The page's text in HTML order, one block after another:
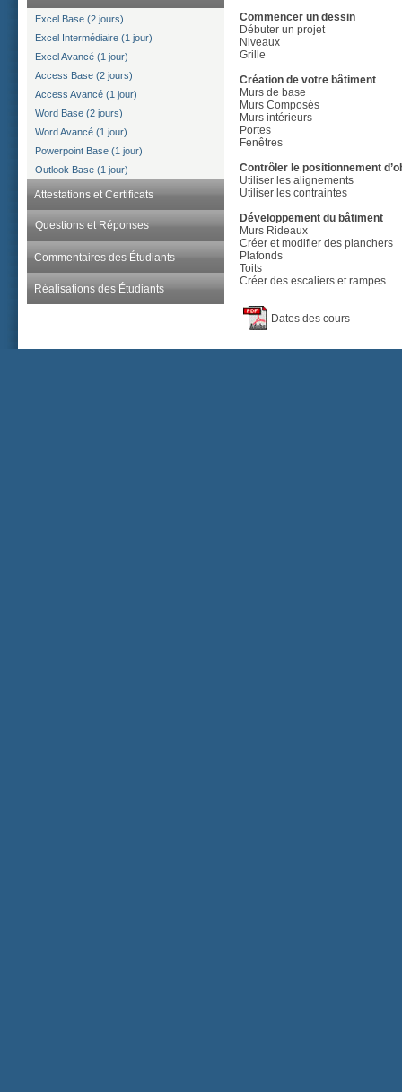
Excel Base (2 jours)
Excel Intermédiaire (1 jour)
Excel Avancé (1 jour)
Access Base (2 jours)
Access Avancé (1 jour)
Word Base (2 jours)
Word Avancé (1 jour)
Powerpoint Base (1 jour)
Outlook Base (1 jour)
Attestations et Certificats
Questions et Réponses
Commentaires des Étudiants
Réalisations des Étudiants
Commencer un dessin
Débuter un projet
Niveaux
Grille
Création de votre bâtiment
Murs de base
Murs Composés
Murs intérieurs
Portes
Fenêtres
Contrôler le positionnement
Utiliser les alignements
Utiliser les contraintes
Développement du bâtiment
Murs Rideaux
Créer et modifier des planchers
Plafonds
Toits
Créer des escaliers et rampes
Dates des cours